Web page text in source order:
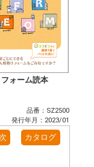
フォーム読本
品番：SZ2500
発行年月：2023/01
カタログ